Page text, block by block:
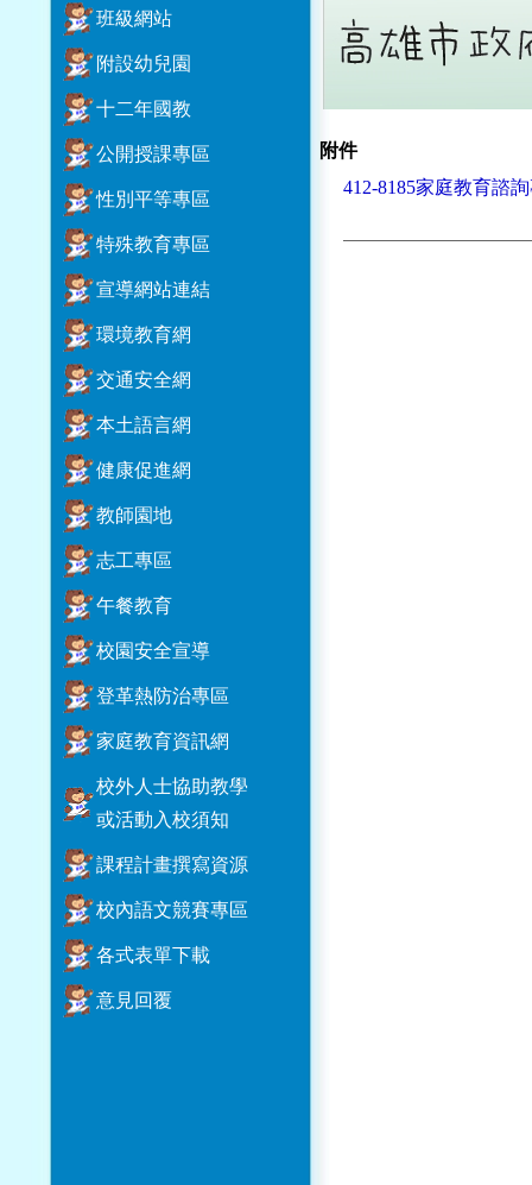
班級網站
附設幼兒園
十二年國教
公開授課專區
性別平等專區
特殊教育專區
宣導網站連結
環境教育網
交通安全網
本土語言網
健康促進網
教師園地
志工專區
午餐教育
校園安全宣導
登革熱防治專區
家庭教育資訊網
校外人士協助教學
或活動入校須知
課程計畫撰寫資源
校內語文競賽專區
各式表單下載
意見回覆
附件
412-8185家庭教育諮